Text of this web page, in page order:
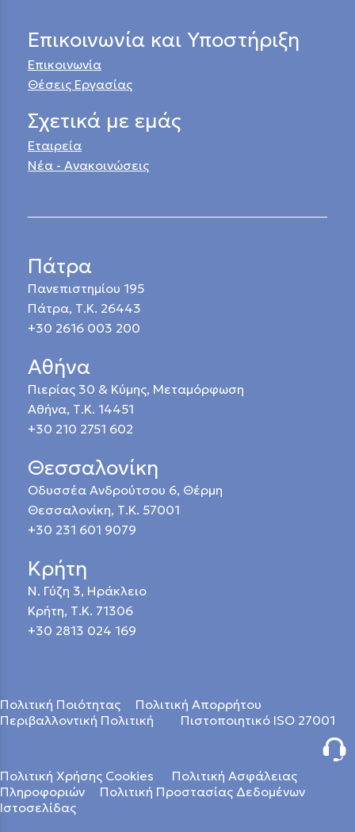
Επικοινωνία και Υποστήριξη
Επικοινωνία
Θέσεις Εργασίας
Σχετικά με εμάς
Εταιρεία
Νέα - Ανακοινώσεις
Πάτρα
Πανεπιστημίου 195
Πάτρα, Τ.Κ. 26443
+30 2616 003 200
Αθήνα
Πιερίας 30 & Κύμης, Μεταμόρφωση
Αθήνα, Τ.Κ. 14451
+30 210 2751 602
Θεσσαλονίκη
Οδυσσέα Ανδρούτσου 6, Θέρμη
Θεσσαλονίκη, Τ.Κ. 57001
+30 231 601 9079
Κρήτη
Ν. Γύζη 3, Ηράκλειο
Κρήτη, Τ.Κ. 71306
+30 2813 024 169
Πολιτική Ποιότητας
Πολιτική Απορρήτου
Περιβαλλοντική Πολιτική
Πιστοποιητικό ISO 27001
Πολιτική Χρήσης Cookies
Πολιτική Ασφάλειας
Πληροφοριών
Πολιτική Προστασίας Δεδομένων
Ιστοσελίδας